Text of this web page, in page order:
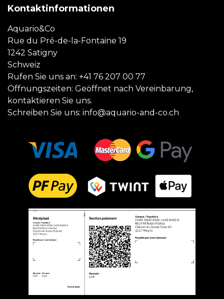
Kontaktinformationen
Aquario&Co
Rue du Pré-de-la-Fontaine 19
1242 Satigny
Schweiz
Rufen Sie uns an: +41 76 207 00 77
Öffnungszeiten: Geöffnet nach Vereinbarung,
kontaktieren Sie uns.
Schreiben Sie uns: info@aquario-and-co.ch